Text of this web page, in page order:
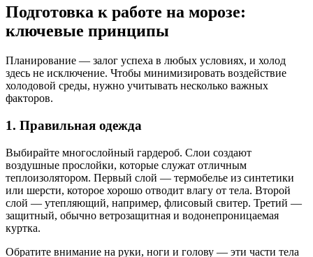
Подготовка к работе на морозе:
ключевые принципы
Планирование — залог успеха в любых условиях, и холод
здесь не исключение. Чтобы минимизировать воздействие
холодовой среды, нужно учитывать несколько важных
факторов.
1. Правильная одежда
Выбирайте многослойный гардероб. Слои создают
воздушные прослойки, которые служат отличным
теплоизолятором. Первый слой — термобелье из синтетики
или шерсти, которое хорошо отводит влагу от тела. Второй
слой — утепляющий, например, флисовый свитер. Третий —
защитный, обычно ветрозащитная и водонепроницаемая
куртка.
Обратите внимание на руки, ноги и голову — эти части тела